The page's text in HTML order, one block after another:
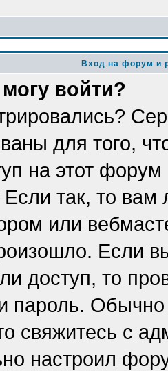
Вход на форум и
войти?
для того,
на этот
так, то вам
или
Если
доступ, то
пароль.
свяжитесь с
настроил